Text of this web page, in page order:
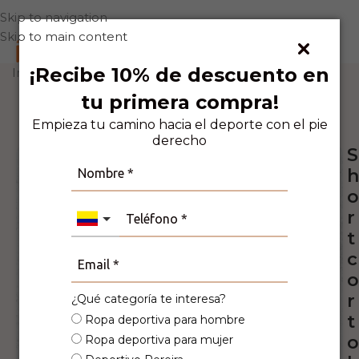
¡Recibe 10% de descuento en
tu primera compra!
Empieza tu camino hacia el deporte con el pie
derecho
¿Qué categoría te interesa?
Ropa deportiva para hombre
Ropa deportiva para mujer
Skip to navigation
Skip to main content
0
Inicio Deporte Running
Personas viendo este producto ahora
mismo!
S
h
o
r
t
c
o
r
t
o